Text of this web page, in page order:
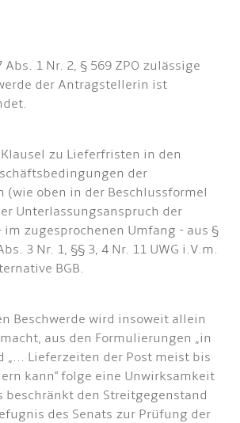
Abs. 1 Nr. 2, § 569 ZPO zulässige
der Antragstellerin ist
zu Lieferfristen in den
der
(wie oben in der Beschlussformel
Unterlassungsanspruch der
zugesprochenen Umfang - aus §
3 Nr. 1, §§ 3, 4 Nr. 11 UWG i.V.m.
BGB.
Beschwerde wird insoweit allein
aus den Formulierungen „in
„... Lieferzeiten der Post meist bis
kann" folge eine Unwirksamkeit
beschränkt den Streitgegenstand
des Senats zur Prüfung der